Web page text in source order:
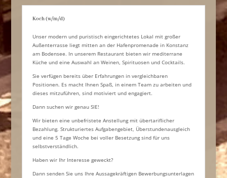
Koch (w/m/d)
Unser modern und puristisch eingerichtetes Lokal mit großer
Außenterrasse liegt mitten an der Hafenpromenade in Konstanz
am Bodensee. In unserem Restaurant bieten wir mediterrane
Küche und eine Auswahl an Weinen, Spirituosen und Cocktails.
Sie verfügen bereits über Erfahrungen in vergleichbaren
Positionen. Es macht Ihnen Spaß, in einem Team zu arbeiten und
dieses mitzuführen, sind motiviert und engagiert.
Dann suchen wir genau SIE!
Wir bieten eine unbefristete Anstellung mit übertariflicher
Bezahlung. Strukturiertes Aufgabengebiet, Überstundenausgleich
und eine 5 Tage Woche bei voller Besetzung sind für uns
selbstverständlich.
Haben wir Ihr Interesse geweckt?
Dann senden Sie uns Ihre Aussagekräftigen Bewerbungsunterlagen